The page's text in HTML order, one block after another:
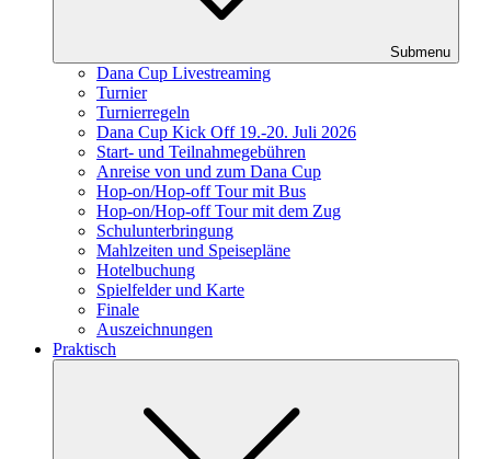
Submenu
Dana Cup Livestreaming
Turnier
Turnierregeln
Dana Cup Kick Off 19.-20. Juli 2026
Start- und Teilnahmegebühren
Anreise von und zum Dana Cup
Hop-on/Hop-off Tour mit Bus
Hop-on/Hop-off Tour mit dem Zug
Schulunterbringung
Mahlzeiten und Speisepläne
Hotelbuchung
Spielfelder und Karte
Finale
Auszeichnungen
Praktisch